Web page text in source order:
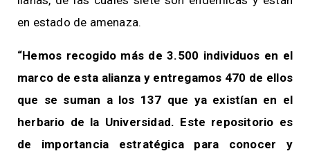
en estado de amenaza.
“Hemos recogido más de 3.500 individuos en el
marco de esta alianza y entregamos 470 de ellos
que se suman a los 137 que ya existían en el
herbario de la Universidad. Este repositorio es
de importancia estratégica para conocer y